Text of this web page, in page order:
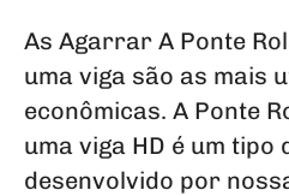
As Agarrar A Ponte
uma viga são as mais
econômicas. A Ponte
uma viga HD é um tipo
desenvolvido por